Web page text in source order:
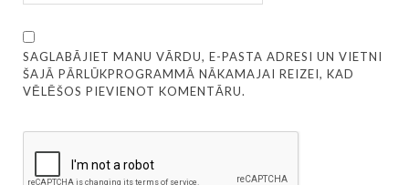
SAGLABĀJIET MANU VĀRDU, E-PASTA ADRESI UN VIETNI
ŠAJĀ PĀRLŪKPROGRAMMĀ NĀKAMAJAI REIZEI, KAD
VĒLĒŠOS PIEVIENOT KOMENTĀRU.